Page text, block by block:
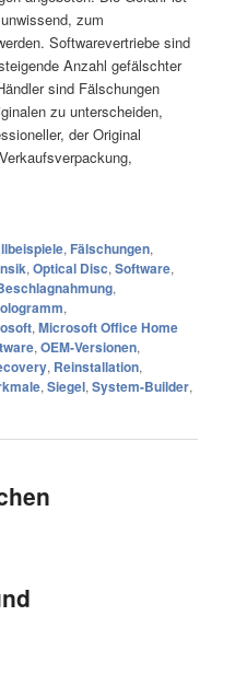
zum
Softwarevertriebe sind
Anzahl gefälschter
sind Fälschungen
zu unterscheiden,
der Original
, Fälschungen,
,Optical Disc,Software,
,
,
,Microsoft Office Home
,OEM-Versionen,
, Reinstallation,
,Siegel,System-Builder,